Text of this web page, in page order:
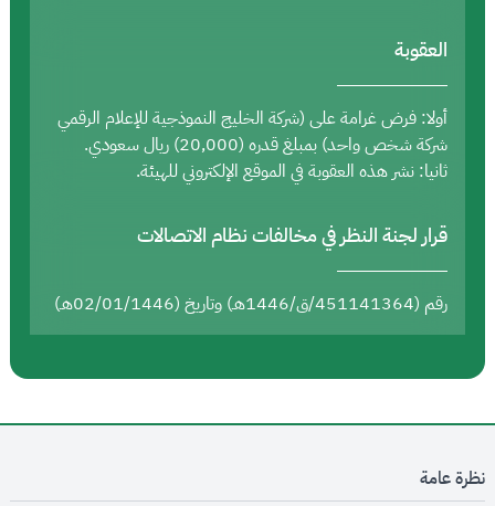
العقوبة
أولا: فرض غرامة على (شركة الخليج النموذجية للإعلام الرقمي
شركة شخص واحد) بمبلغ قدره (20,000) ريال سعودي.
ثانيا: نشر هذه العقوبة في الموقع الإلكتروني للهيئة.
قرار لجنة النظر في مخالفات نظام الاتصالات
رقم (451141364/ق/1446هـ) وتاريخ (02/01/1446هـ)
نظرة عامة